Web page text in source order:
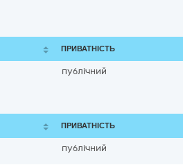
ПРИВАТНІСТЬ
публічний
ПРИВАТНІСТЬ
публічний